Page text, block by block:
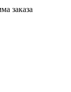
заказа